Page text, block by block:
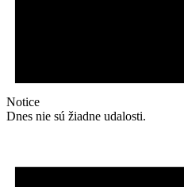
Notice
Dnes nie sú žiadne udalosti.